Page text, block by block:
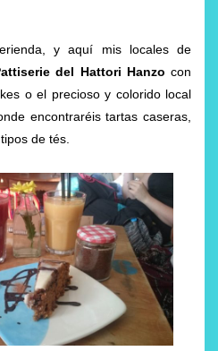
y aquí mis locales de
del Hattori Hanzo con
o el precioso y colorido local
encontraréis tartas caseras,
de tés.